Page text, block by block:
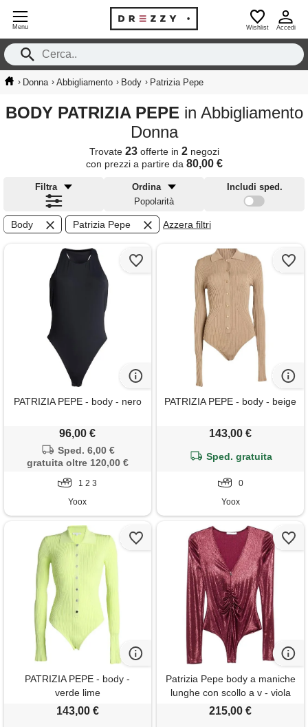
Menu Wishlist Accedi
› Donna › Abbigliamento › Body › Patrizia Pepe
BODY PATRIZIA PEPE in Abbigliamento
Donna
Trovate 23offerte in 2negozi
con prezzi a partire da 80,00 €
Filtra
Ordina
Popolarità
Includi sped.
Body Patrizia Pepe Azzera filtri
PATRIZIA PEPE - body - nero
96,00 €
Sped. 6,00 €
gratuita oltre 120,00 €
1 2 3
Yoox
PATRIZIA PEPE - body - beige
143,00 €
Sped. gratuita
0
Yoox
PATRIZIA PEPE - body -
verde lime
143,00 €
Patrizia Pepe body a maniche
lunghe con scollo a v - viola
215,00 €